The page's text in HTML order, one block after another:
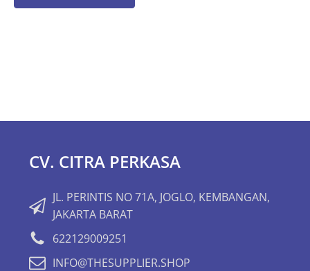
CV. CITRA PERKASA
JL. PERINTIS NO 71A, JOGLO, KEMBANGAN,
JAKARTA BARAT
622129009251
INFO@THESUPPLIER.SHOP